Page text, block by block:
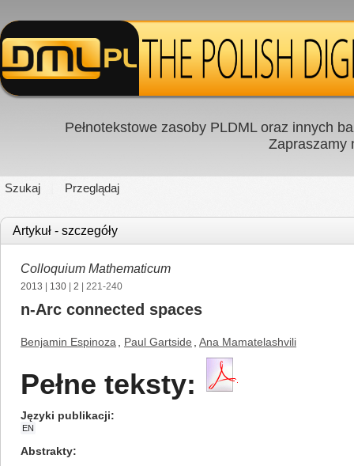
Pełnotekstowe zasoby PLDML oraz innych
Zapraszamy
Szukaj Przeglądaj
Artykuł - szczegóły
Colloquium Mathematicum
2013 130 2 | 221-240
n-Arc connected spaces
Benjamin Espinoza Paul Gartside Ana Mamatelashvili
Pełne teksty:
Języki publikacji
EN
Abstrakty